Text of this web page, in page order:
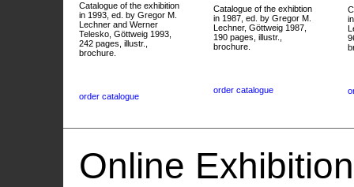
Catalogue of the exhibition
in 1993, ed. by Gregor M.
Lechner and Werner
Telesko, Göttweig 1993,
242 pages, illustr.,
brochure.
order catalogue
Catalogue of the exhibtion
in 1987, ed. by Gregor M.
Lechner, Göttweig 1987,
190 pages, illustr.,
brochure.
order catalogue
Online